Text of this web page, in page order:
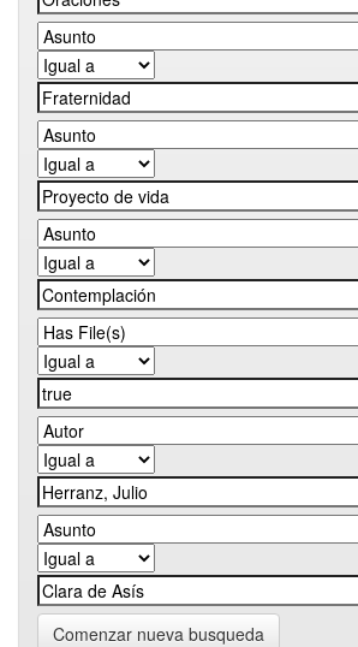
Comenzar nueva busqueda